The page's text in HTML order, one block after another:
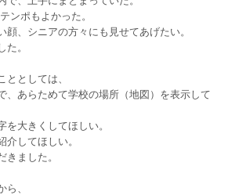
ポもよかった。
、シニアの方々にも見せてあげたい。
た。
ととしては、
あらためて学校の場所（地図）を表示して
大きくしてほしい。
してほしい。
きました。
ら、